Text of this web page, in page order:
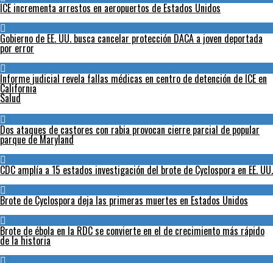
ICE incrementa arrestos en aeropuertos de Estados Unidos
Gobierno de EE. UU. busca cancelar protección DACA a joven deportada
por error
Informe judicial revela fallas médicas en centro de detención de ICE en
California
Salud
Dos ataques de castores con rabia provocan cierre parcial de popular
parque de Maryland
CDC amplía a 15 estados investigación del brote de Cyclospora en EE. UU.
Brote de Cyclospora deja las primeras muertes en Estados Unidos
Brote de ébola en la RDC se convierte en el de crecimiento más rápido
de la historia